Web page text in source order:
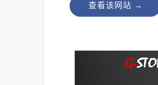
查看该网站 →